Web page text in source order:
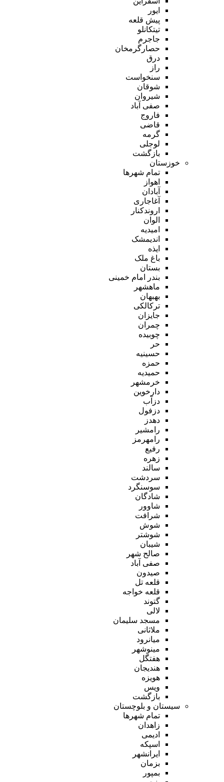
ایور
پیش قلعه
تیتکانلو
جاجرم
حصارگرمخان
درق
راز
سنخواست
شوقان
شیروان
صفی آباد
فاروج
قاضی
گرمه
لوجلی
بازگشت
خوزستان
تمام شهر‌ها
اهواز
آبادان
آغاجاری
اروندکنار
الوان
امیدیه
اندیمشک
ایذه
باغ ملک
بستان
بندر امام خمینی
ماهشهر
بهبهان
ترکالکی
جایزان
چمران
چوبیده
حر
حسینیه
حمزه
حمیدیه
خرمشهر
دارخوین
دزآب
دزفول
دهدز
رامشیر
رامهرمز
رفیع
زهره
سالند
سردشت
سوسنگرد
شادگان
شاوور
شرافت
شوش
شوشتر
شیبان
صالح شهر
صفی آباد
صیدون
قلعه تل
قلعه خواجه
گتوند
لالی
مسجد سلیمان
ملاثانی
میانرود
مینوشهر
هفتگل
هندیجان
هویزه
ویس
بازگشت
سیستان و بلوچستان
تمام شهر‌ها
زاهدان
ادیمی
اسپکه
ایرانشهر
بزمان
بمپور